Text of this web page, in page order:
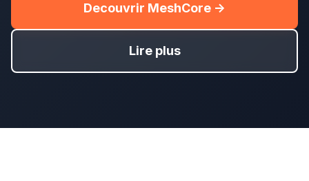
Decouvrir MeshCore ->
Lire plus